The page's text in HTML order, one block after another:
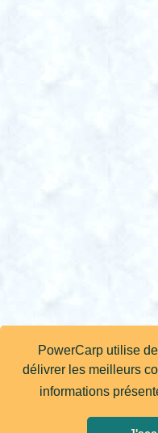
PowerCarp utilise
délivrer les meilleurs
informations